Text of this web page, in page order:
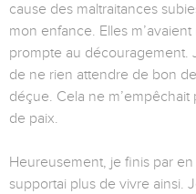
cause des maltraitances
mon enfance. Elles
prompte au découragement.
de ne rien attendre de bon
déçue. Cela ne
de paix.
Heureusement, je finis par
supportai plus de vivre ainsi.